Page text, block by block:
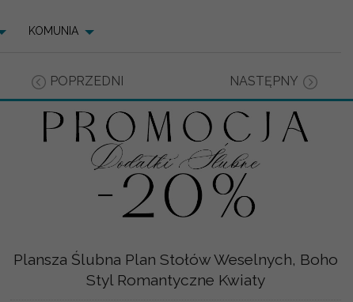
KOMUNIA
POPRZEDNI NASTĘPNY
Plansza Ślubna Plan Stołów Weselnych, Boho
Styl Romantyczne Kwiaty